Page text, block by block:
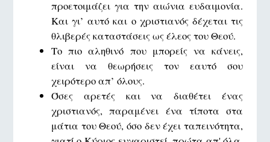
προετοιμάζει για την αιώνια ευδαιμονία.
Και γι’ αυτό και ο χριστιανός δέχεται τις
θλιβερές καταστάσεις ως έλεος του Θεού.
Το πιο αληθινό που μπορείς να κάνεις,
είναι να θεωρήσεις τον εαυτό σου
χειρότερο απ’ όλους.
Όσες αρετές και να διαθέτει ένας
χριστιανός, παραμένει ένα τίποτα στα
μάτια του Θεού, όσο δεν έχει ταπεινότητα,